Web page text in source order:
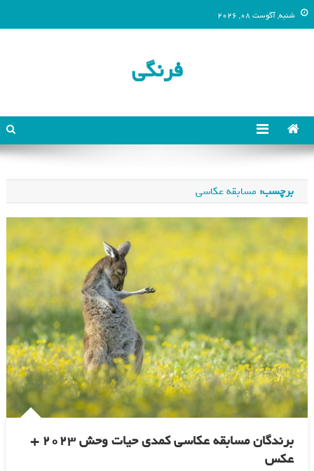
شنبه, آگوست 08, 2026
فرنگی
برچسب: مسابقه عکاسی
برندگان مسابقه عکاسی کمدی حیات وحش 2023 +
عکس